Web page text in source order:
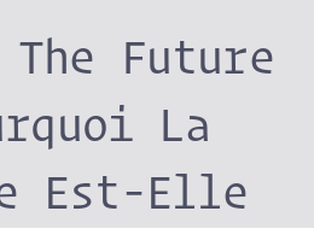
The Future
La
Est-Elle